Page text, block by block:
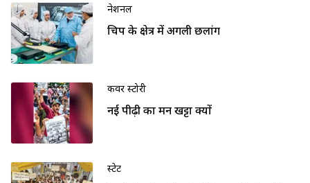
नेशनल
चिप के क्षेत्र में अगली छलांग
कवर स्टोरी
नई पीढ़ी का मन खट्टा क्यों
स्टेट